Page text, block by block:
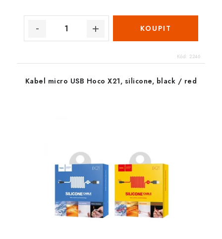
Kód: 2246
Kabel micro USB Hoco X21, silicone, black / red